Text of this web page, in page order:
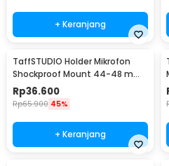
+ Keranjang
TaffSTUDIO Holder Mikrofon
Shockproof Mount 44-48 mm
- SH-100
Rp36.600
Rp65.900 45%
+ Keranjang